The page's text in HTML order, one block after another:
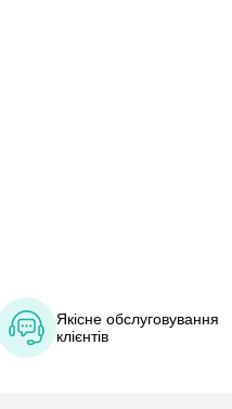
Якісне обслуговування
клієнтів